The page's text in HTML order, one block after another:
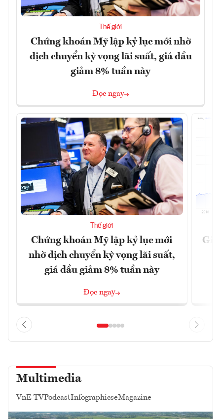
Thế giới
Chứng khoán Mỹ lập kỷ lục mới nhờ
dịch chuyển kỳ vọng lãi suất, giá dầu
giảm 8% tuần này
Đọc ngay
Thế giới
Chứng khoán Mỹ lập kỷ lục mới
nhờ dịch chuyển kỳ vọng lãi suất,
giá dầu giảm 8% tuần này
Đọc ngay
Giá
Multimedia
VnE TVPodcastInfographicseMagazine